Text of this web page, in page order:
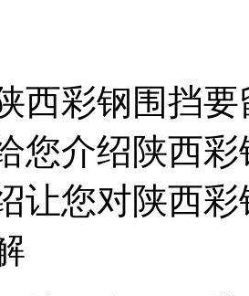
西彩钢围挡
您介绍陕西
让您对陕西